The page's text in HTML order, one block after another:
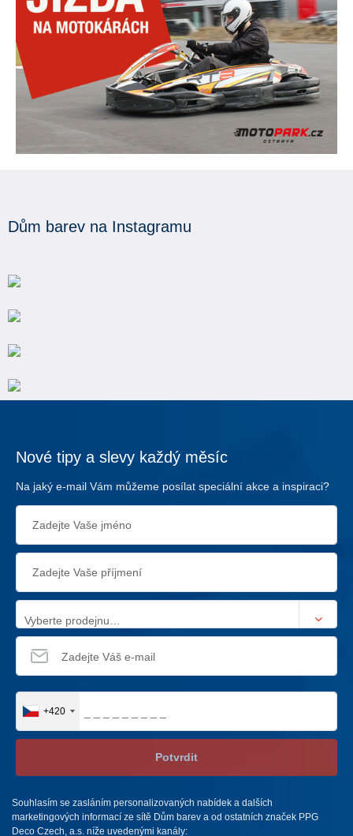
Dům barev na Instagramu
Nové tipy a slevy každý měsíc
Na jaký e-mail Vám můžeme posílat speciální akce a inspiraci?
Vyberte prodejnu…
+420
Potvrdit
Souhlasím se zasláním personalizovaných nabídek a dalších
marketingových informací ze sítě Dům barev a od ostatních značek PPG
Deco Czech, a.s. níže uvedenými kanály: